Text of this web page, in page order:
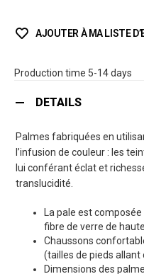
AJOUTER À MA LISTE
Production time 5-14 days
DETAILS
Palmes fabriquées en
l’infusion de couleur : les
lui conférant éclat et
translucidité.
La pale est
fibre de verre de
Chaussons
(tailles de pieds allant
Dimensions des